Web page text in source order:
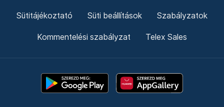
Sütitájékoztató Süti beállítások Szabályzatok
Kommentelési szabályzat Telex Sales